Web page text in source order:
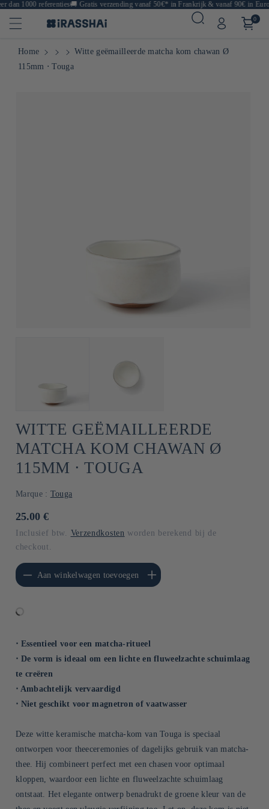
1000 referenties🚚Gratis verzending vanaf 50€* in Frankrijk & vanaf 90€ in
0
Home
Witte geëmailleerde matcha kom chawan Ø
115mm ⋅ Touga
WITTE GEËMAILLEERDE
MATCHA KOM CHAWAN Ø
115MM ⋅ TOUGA
Marque : Touga
Normale
25.00 €
Inclusief btw. Verzendkosten worden berekend bij de
checkout.
voor Default
Title
Aan winkelwagen toevoegen
Aantal verhogen voor Default
Title
⋅ Essentieel voor een matcha-ritueel
⋅ De vorm is ideaal om een lichte en fluweelzachte schuimlaag
te creëren
⋅ Ambachtelijk vervaardigd
⋅ Niet geschikt voor magnetron of vaatwasser
Deze witte keramische matcha-kom van Touga is speciaal
ontworpen voor theeceremonies of dagelijks gebruik van matcha-
thee. Hij combineert perfect met een chasen voor optimaal
kloppen, waardoor een lichte en fluweelzachte schuimlaag
ontstaat. Het elegante ontwerp benadrukt de groene kleur van de